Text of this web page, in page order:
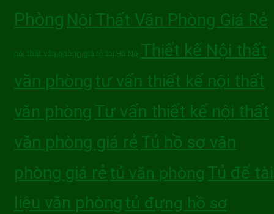
Phòng Nội Thất Văn Phòng Giá Rẻ
nội thất văn phòng giá rẻ tại Hà Nộ Thiết kế Nội thất
văn phòng tư vấn thiết kế nội thất
văn phòng Tư vấn thiết kế nội thất
văn phòng giá rẻ Tủ hồ sơ văn
phòng giá rẻ tủ văn phòng Tủ để tài
liệu văn phòng tủ đựng hồ sơ